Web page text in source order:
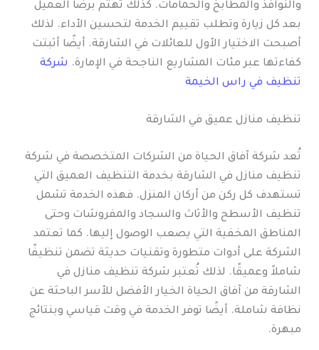
والنوافذ والمطابخ والحمامات. كذلك تهتم برضا العميل
بعد كل زيارة وتطلب تقييم الخدمة لتحسين الأداء. لذلك
أصبحت الاختيار الأول للعائلات في الشارقة. أيضًا أثبتت
كفاءتها عبر مئات المشاريع الناجحة في الإمارة. شركة
تنظيف في راس الخيمة
تنظيف منازل عميق في الشارقة
تُعد شركة آفاق الحياة من الشركات المتخصصة في شركة
تنظيف منازل في الشارقة بخدمة التنظيف العميق التي
تستهدف كل ركن من أركان المنزل. فهذه الخدمة تشمل
تنظيف الأسطح والأثاث والسجاد والمفروشات وحتى
المناطق المخفية التي يصعب الوصول إليها. كما تعتمد
الشركة على أدوات متطورة وتقنيات حديثة تضمن تنظيفًا
شاملاً وعميقًا. لذلك تُعتبر شركة تنظيف منازل في
الشارقة من آفاق الحياة الخيار الأفضل للأسر الباحثة عن
نظافة شاملة. أيضًا توفر الخدمة في وقت قياسي وبنتائج
مبهرة.